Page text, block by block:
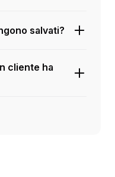
salvati?
cliente ha